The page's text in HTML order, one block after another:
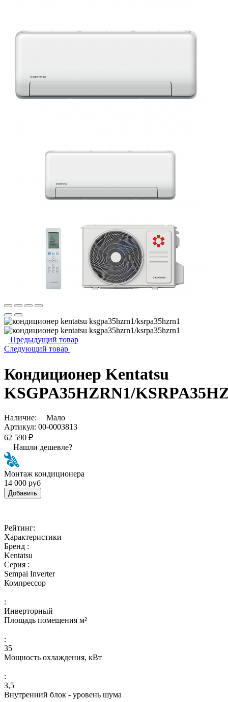
Предыдущий товар
Следующий товар
Кондиционер Kentatsu
KSGPA35HZRN1/
Наличие:
Мало
Артикул: 00-0003813
62 590 ₽
Нашли дешевле?
Монтаж кондиционера
14 000 руб
Добавить
Рейтинг:
Характеристики
Бренд :
Kentatsu
Серия :
Sempai Inverter
Компрессор
:
Инверторный
Площадь помещения м²
:
35
Мощность охлаждения, кВт
:
3,5
Внутренний блок - уровень шума